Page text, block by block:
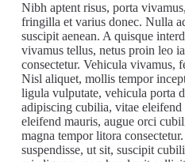
Nibh aptent risus, porta
fringilla et varius donec. Nulla
suscipit aenean. A quisque
vivamus tellus, netus proin leo
consectetur. Vehicula vivamus,
Nisl aliquet, mollis tempor
ligula vulputate, vehicula porta
adipiscing cubilia, vitae eleifend
eleifend mauris, augue orci
magna tempor litora
suspendisse, ut sit, suscipit